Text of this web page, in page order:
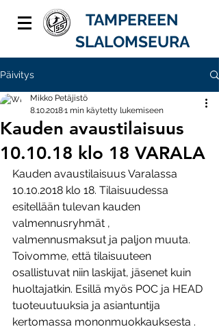
TAMPEREEN
SLALOMSEURA
Päivitys
Kauden avaustilaisuus
10.10.18 klo 18 VARALA
Mikko Petäjistö
8.10.20181 min käytetty lukemiseen
Kauden avaustilaisuus Varalassa
10.10.2018 klo 18. Tilaisuudessa
esitellään tulevan kauden
valmennusryhmät ,
valmennusmaksut ja paljon muuta.
Toivomme, että tilaisuuteen
osallistuvat niin laskijat, jäsenet kuin
huoltajatkin. Esillä myös POC ja HEAD
tuoteuutuuksia ja asiantuntija
kertomassa mononmuokkauksesta .